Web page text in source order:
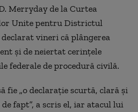
Merryday de la Curtea
Unite pentru Districtul
vineri că plângerea
şi de neiertat cerinţele
federale de procedură civilă.
fie „o declaraţie scurtă, clară şi
fapt”, a scris el, iar atacul lui